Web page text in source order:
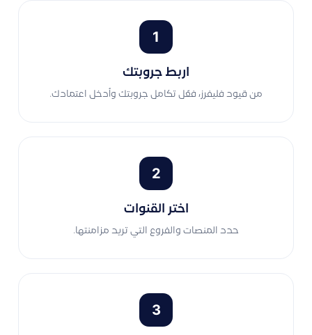
1
اربط جروبتك
من قيود فليفرز، فعّل تكامل جروبتك وأدخل اعتمادك.
2
اختر القنوات
حدد المنصات والفروع التي تريد مزامنتها.
3